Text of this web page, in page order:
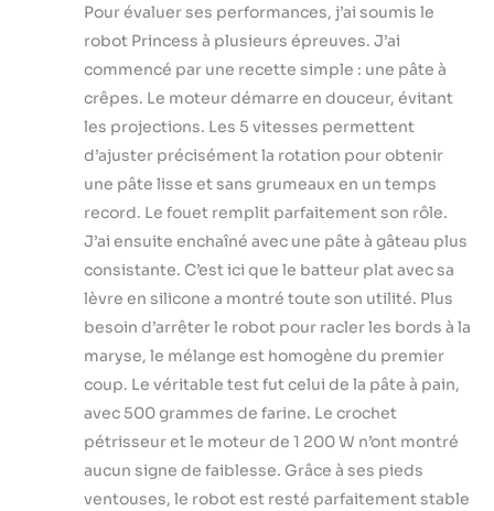
Pour évaluer ses performances, j’ai soumis le
robot Princess à plusieurs épreuves. J’ai
commencé par une recette simple : une pâte à
crêpes. Le moteur démarre en douceur, évitant
les projections. Les 5 vitesses permettent
d’ajuster précisément la rotation pour obtenir
une pâte lisse et sans grumeaux en un temps
record. Le fouet remplit parfaitement son rôle.
J’ai ensuite enchaîné avec une pâte à gâteau plus
consistante. C’est ici que le batteur plat avec sa
lèvre en silicone a montré toute son utilité. Plus
besoin d’arrêter le robot pour racler les bords à la
maryse, le mélange est homogène du premier
coup. Le véritable test fut celui de la pâte à pain,
avec 500 grammes de farine. Le crochet
pétrisseur et le moteur de 1 200 W n’ont montré
aucun signe de faiblesse. Grâce à ses pieds
ventouses, le robot est resté parfaitement stable